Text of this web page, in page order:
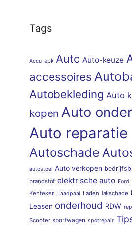
Tags
Accu apk Auto Auto-keuze
accessoires
Autobekleding Auto
kopen Auto
Auto reparatie
Autoschade
autostoel Auto verkopen
brandstof elektrische auto Ford
Kenteken Laadpaal Laden lakschade
Leasen onderhoud RDW
Scooter sportwagen spotrepair